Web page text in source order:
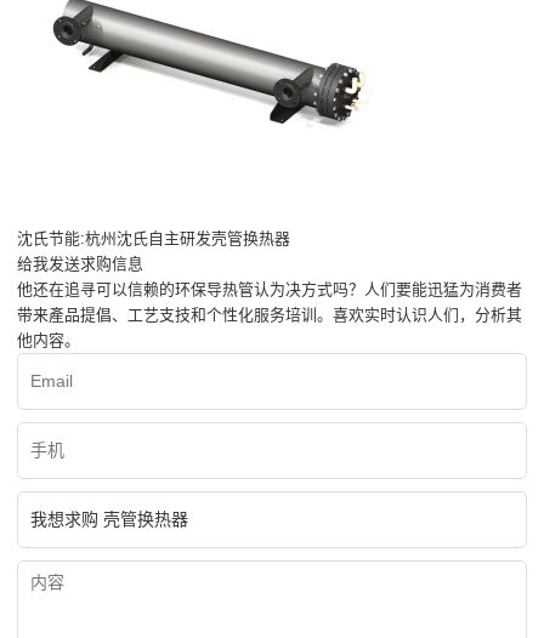
沈氏节能:杭州沈氏自主研发壳管换热器
给我发送求购信息
他还在追寻可以信赖的环保导热管认为决方式吗？人们要能迅猛为消费者
带来產品提倡、工艺支技和个性化服务培训。喜欢实时认识人们，分析其
他内容。